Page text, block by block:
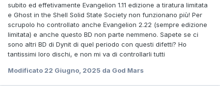
subito ed effetivamente Evangelion 1.11 edizione a tiratura limitata
e Ghost in the Shell Solid State Society non funzionano più! Per
scrupolo ho controllato anche Evangelion 2.22 (sempre edizione
limitata) e anche questo BD non parte nemmeno. Sapete se ci
sono altri BD di Dynit di quel periodo con questi difetti? Ho
tantissimi loro dischi, e non mi va di controllarli tutti
Modificato 22 Giugno, 2025 da God Mars